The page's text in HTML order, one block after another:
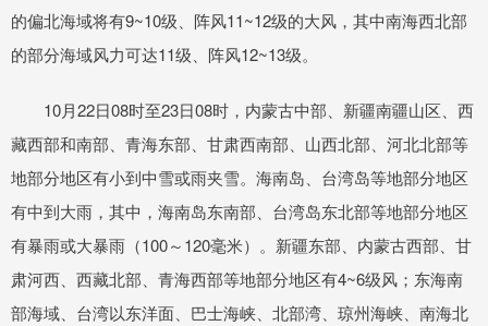
的偏北海域将有9~10级、阵风11~12级的大风，其中南海西北部
的部分海域风力可达11级、阵风12~13级。
10月22日08时至23日08时，内蒙古中部、新疆南疆山区、西
藏西部和南部、青海东部、甘肃西南部、山西北部、河北北部等
地部分地区有小到中雪或雨夹雪。海南岛、台湾岛等地部分地区
有中到大雨，其中，海南岛东南部、台湾岛东北部等地部分地区
有暴雨或大暴雨（100～120毫米）。新疆东部、内蒙古西部、甘
肃河西、西藏北部、青海西部等地部分地区有4~6级风；东海南
部海域、台湾以东洋面、巴士海峡、北部湾、琼州海峡、南海北